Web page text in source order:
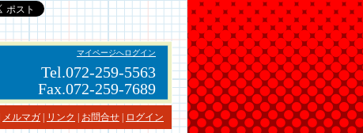
マイページへログイン
Tel.072-259-5563
Fax.072-259-7689
メルマガ リンク お問合せ ログイン